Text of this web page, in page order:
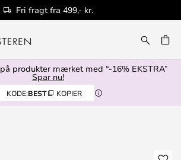
Fri fragt fra 499,- kr.
på produkter mærket med “-16% EKSTRA”
Spar nu!
KODE:BEST KOPIER